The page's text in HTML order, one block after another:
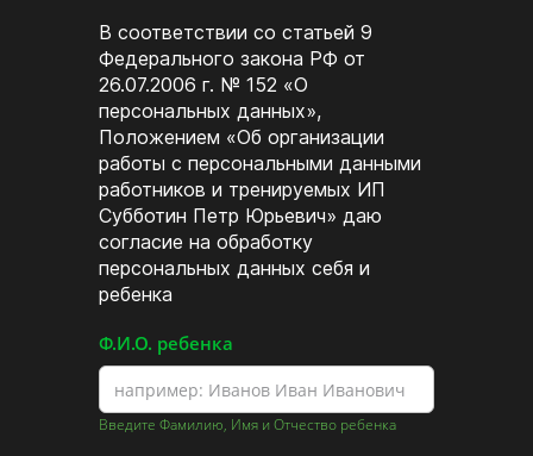
В соответствии со статьей 9
Федерального закона РФ от
26.07.2006 г. № 152 «О
персональных данных»,
Положением «Об организации
работы с персональными данными
работников и тренируемых ИП
Субботин Петр Юрьевич» даю
согласие на обработку
персональных данных себя и
ребенка
Ф.И.О. ребенка
Введите Фамилию, Имя и Отчество ребенка